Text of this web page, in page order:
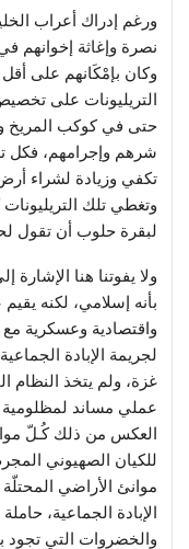
ورغم إدراك أعراب
نصرة وإغاثة إخوانهم
وكان بإمْكَانهم على
التريليونات على
حتى في كوكب المريخ
شرهم وإجرامهم، فكل
تكفي وزيادة لشراء أرض
وتغطي تلك
لبقرة حلوب أن تقول
ولا يفوتنا هنا الإشارة
بأنه إسلامي، لكنه
واقتصادية وعسكرية مع
لجريمة الإبادة
غزة، ولم يتخذ النظام
عملي مساند لمظلومية
العكس من ذلك كُـلّ
للكيان الصهيوني
موانئ الأراضي
الإبادة الجماعية،
والخضروات التي تجود